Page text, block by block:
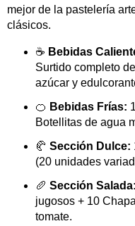
mejor de la pastelería
clásicos.
☕ Bebidas
Surtido completo
azúcar y
🍊 Bebidas Frías:
Botellitas de agua
🥐 Sección Dulce:
(20 unidades
🥖 Sección Salada:
jugosos + 10
tomate.